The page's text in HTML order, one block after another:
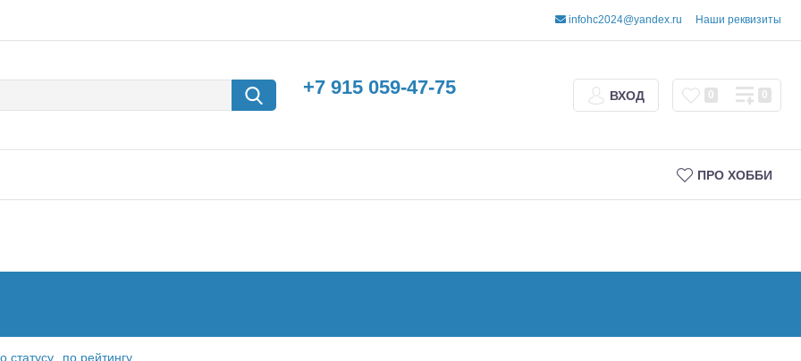
infohc2024@yandex.ru Наши реквизиты
+7 915 059-47-75 ВХОД 0 0
ПРО ХОББИ
статусу по рейтингу